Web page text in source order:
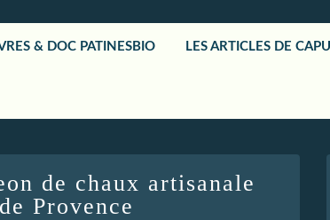
& DOC PATINESBIO LES ARTICLES DE
de chaux artisanale
Provence